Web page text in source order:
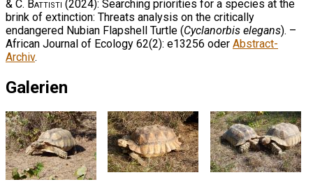
& C. Battisti (2024): Searching priorities for a species at the
brink of extinction: Threats analysis on the critically
endangered Nubian Flapshell Turtle (Cyclanorbis elegans). –
African Journal of Ecology 62(2): e13256 oder Abstract-
Archiv.
Galerien